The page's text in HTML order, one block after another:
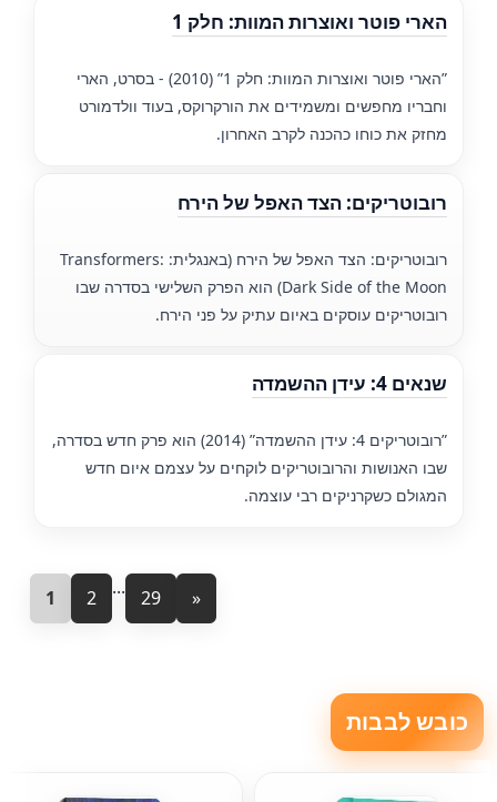
הארי פוטר ואוצרות המוות: חלק 1
”הארי פוטר ואוצרות המוות: חלק 1” (2010) - בסרט, הארי
וחבריו מחפשים ומשמידים את הורקרוקס, בעוד וולדמורט
מחזק את כוחו כהכנה לקרב האחרון.
רובוטריקים: הצד האפל של הירח
רובוטריקים: הצד האפל של הירח (באנגלית: Transformers:
Dark Side of the Moon) הוא הפרק השלישי בסדרה שבו
רובוטריקים עוסקים באיום עתיק על פני הירח.
שנאים 4: עידן ההשמדה
”רובוטריקים 4: עידן ההשמדה” (2014) הוא פרק חדש בסדרה,
שבו האנושות והרובוטריקים לוקחים על עצמם איום חדש
המגולם כשקרניקים רבי עוצמה.
1 2 ... 29 »
כובש לבבות